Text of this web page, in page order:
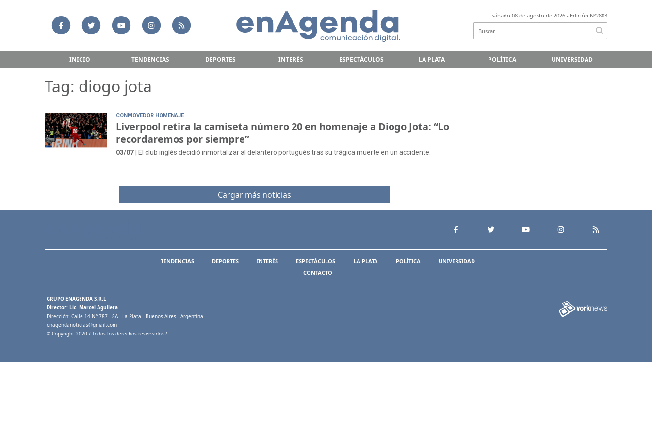
sábado 08 de agosto de 2026 - Edición Nº2803
INICIO TENDENCIAS DEPORTES INTERÉS ESPECTÁCULOS LA PLATA POLÍTICA UNIVERSIDAD
Tag: diogo jota
CONMOVEDOR HOMENAJE
Liverpool retira la camiseta número 20 en homenaje a Diogo Jota: “Lo
recordaremos por siempre”
03/07 | El club inglés decidió inmortalizar al delantero portugués tras su trágica muerte en un accidente.
Cargar más noticias
TENDENCIAS DEPORTES INTERÉS ESPECTÁCULOS LA PLATA POLÍTICA
UNIVERSIDAD
CONTACTO
GRUPO ENAGENDA S.R.L
Director: Lic. Marcel Aguilera
Dirección: Calle 14 N° 787 - 8A - La Plata - Buenos Aires - Argentina
enagendanoticias@gmail.com
© Copyright 2020 / Todos los derechos reservados /